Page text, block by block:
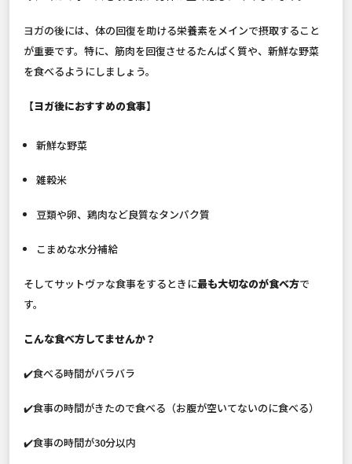
ヨガの後には、体の回復を助ける栄養素をメインで摂取すること
が重要です。特に、筋肉を回復させるたんぱく質や、新鮮な野菜
を食べるようにしましょう。
【ヨガ後におすすめの食事】
新鮮な野菜
雑穀米
豆類や卵、鶏肉など良質なタンパク質
こまめな水分補給
そしてサットヴァな食事をするときに最も大切なのが食べ方で
す。
こんな食べ方してませんか？
✔️食べる時間がバラバラ
✔️食事の時間がきたので食べる（お腹が空いてないのに食べる）
✔️食事の時間が30分以内